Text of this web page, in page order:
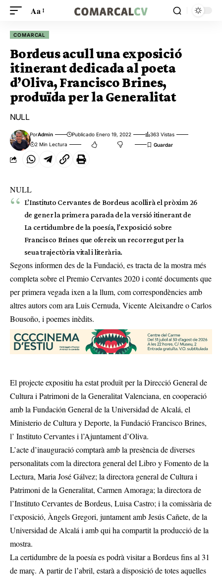
Aa
COMARCAL
Bordeus acull una exposició
itinerant dedicada al poeta
d’Oliva, Francisco Brines,
produïda per la Generalitat
NULL
PorAdmin Publicado Enero 19, 2022
363 Vistas
2 Min Lectura
NULL
L’Instituto Cervantes de Bordeus acollirà el pròxim 26
de gener la primera parada de la versió itinerant de
La certidumbre de la poesía, l’exposició sobre
Francisco Brines que ofereix un recorregut per la
seua trajectòria vital i literària.
Segons informen des de la Fundació, es tracta de la mostra més
completa sobre el Premio Cervantes 2020 i conté documents que
per primera vegada ixen a la llum, com correspondències amb
altres autors com ara Luis Cernuda, Vicente Aleixandre o Carlos
Bousoño, i poemes inèdits.
El projecte expositiu ha estat produït per la Direcció General de
Cultura i Patrimoni de la Generalitat Valenciana, en cooperació
amb la Fundación General de la Universidad de Alcalá, el
Ministerio de Cultura y Deporte, la Fundació Francisco Brines,
l’ Instituto Cervantes i l’Ajuntament d’Oliva.
L’acte d’inauguració comptarà amb la presència de diverses
personalitats com la directora general del Libro y Fomento de la
Lectura, Maria José Gálvez; la directora general de Cultura i
Patrimoni de la Generalitat, Carmen Amoraga; la directora de
l’Instituto Cervantes de Bordeus, Luisa Castro; i la comissària de
l’exposició, Àngels Gregori, juntament amb Jesús Cañete, de la
Universidad de Alcalá i amb qui ha compartit la producció de la
mostra.
La certidumbre de la poesía es podrà visitar a Bordeus fins al 31
de març. A partir de l’abril, estarà a disposició de totes aquelles